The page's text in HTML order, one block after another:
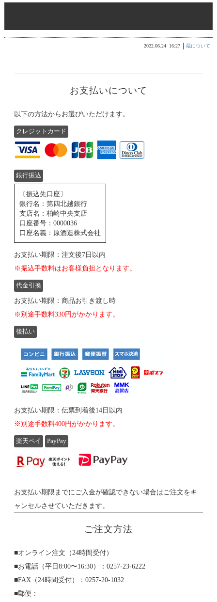
2022.06.24 16:27 蔵について
お支払いについて
以下の方法からお選びいただけます。
クレジットカード
銀行振込
〔振込先口座〕
銀行名：第四北越銀行
支店名：柏崎中央支店
口座番号：0000036
口座名義：原酒造株式会社
お支払い期限：注文後7日以内
※振込手数料はお客様負担となります。
代金引換
お支払い期限：商品お引き渡し時
※別途手数料330円がかかります。
後払い
お支払い期限：伝票到着後14日以内
※別途手数料400円がかかります。
楽天ペイ PayPay
お支払い期限までにご入金が確認できない場合はご注文をキ
ャンセルさせていただきます。
ご注文方法
■オンライン注文（24時間受付）
■お電話（平日8:00〜16:30）：0257-23-6222
■FAX（24時間受付）：0257-20-1032
■郵便：